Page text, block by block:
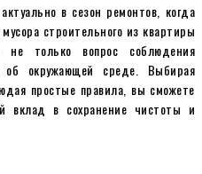
в сезон ремонтов, когда
строительного из квартиры
только вопрос соблюдения
об окружающей среде. Выбирая
простые правила, вы сможете
вклад в сохранение чистоты и